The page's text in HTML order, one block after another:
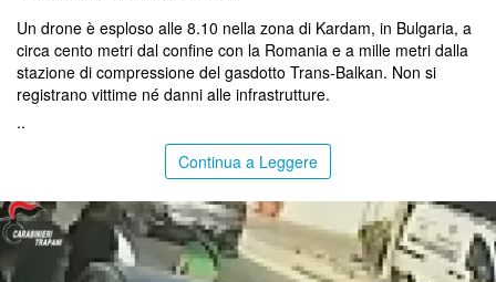
Un drone è esploso alle 8.10 nella zona di Kardam, in Bulgaria, a
circa cento metri dal confine con la Romania e a mille metri dalla
stazione di compressione del gasdotto Trans-Balkan. Non si
registrano vittime né danni alle infrastrutture.
..
Continua a Leggere